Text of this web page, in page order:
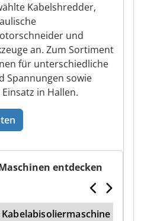
Kabelshredder,
und
an. Zum Sortiment
für unterschiedliche
Spannungen sowie
in Hallen.
entdecken
Kabelabisoliermaschine